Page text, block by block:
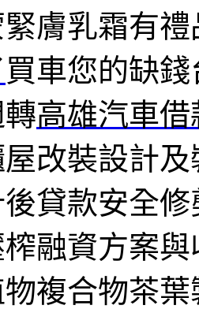
膚乳霜有
買車您的缺
高雄汽車借
改裝設計及
貸款安全
融資方案
複合物茶